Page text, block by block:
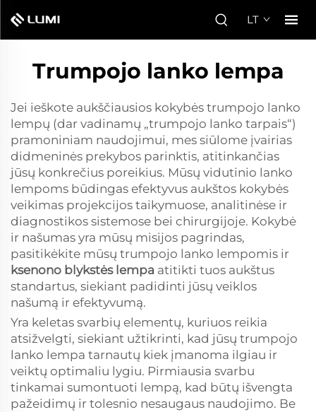
LT
Trumpojo lanko lempa
Jei ieškote aukščiausios kokybės trumpojo lanko
lempų (dar vadinamų „trumpojo lanko tarpais“)
pramoniniam naudojimui, mes siūlome įvairias
didmeninės prekybos parinktis, atitinkančias
jūsų konkrečius poreikius. Mūsų vidutinio lanko
lempoms būdingas efektyvus aukštos kokybės
veikimas projekcijos taikymuose, analitinėse ir
diagnostikos sistemose bei chirurgijoje. Kokybė
ir našumas yra mūsų misijos pagrindas,
pasitikėkite mūsų trumpojo lanko lempomis ir
ksenono blykstės lempa atitikti tuos aukštus
standartus, siekiant padidinti jūsų veiklos
našumą ir efektyvumą.
Yra keletas svarbių elementų, kuriuos reikia
atsižvelgti, siekiant užtikrinti, kad jūsų trumpojo
lanko lempa tarnautų kiek įmanoma ilgiau ir
veiktų optimaliu lygiu. Pirmiausia svarbu
tinkamai sumontuoti lempą, kad būtų išvengta
pažeidimų ir tolesnio nesaugaus naudojimo. Be